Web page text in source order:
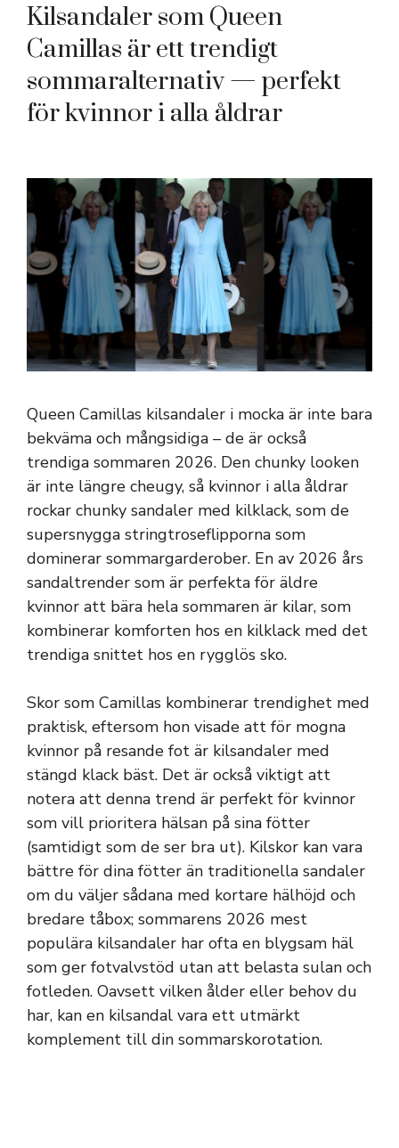
Kilsandaler som Queen
Camillas är ett trendigt
sommaralternativ — perfekt
för kvinnor i alla åldrar
Queen Camillas kilsandaler i mocka är inte bara
bekväma och mångsidiga – de är också
trendiga sommaren 2026. Den chunky looken
är inte längre cheugy, så kvinnor i alla åldrar
rockar chunky sandaler med kilklack, som de
supersnygga stringtroseflipporna som
dominerar sommargarderober. En av 2026 års
sandaltrender som är perfekta för äldre
kvinnor att bära hela sommaren är kilar, som
kombinerar komforten hos en kilklack med det
trendiga snittet hos en rygglös sko.
Skor som Camillas kombinerar trendighet med
praktisk, eftersom hon visade att för mogna
kvinnor på resande fot är kilsandaler med
stängd klack bäst. Det är också viktigt att
notera att denna trend är perfekt för kvinnor
som vill prioritera hälsan på sina fötter
(samtidigt som de ser bra ut). Kilskor kan vara
bättre för dina fötter än traditionella sandaler
om du väljer sådana med kortare hälhöjd och
bredare tåbox; sommarens 2026 mest
populära kilsandaler har ofta en blygsam häl
som ger fotvalvstöd utan att belasta sulan och
fotleden. Oavsett vilken ålder eller behov du
har, kan en kilsandal vara ett utmärkt
komplement till din sommarskorotation.